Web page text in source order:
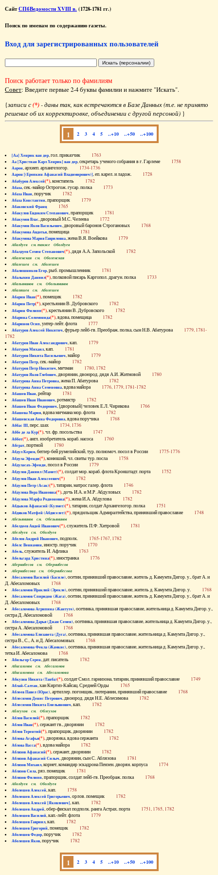
СайтСПбВедомости XVIII в. (1728-1781 гг.)
Поиск по именам по содержанию газеты.
Вход для зарегистрированных пользователей
Поиск работает только по фамилиям
Совет: Введите первые 2-4 буквы фамилии и нажмите "Искать".
{записи с(*)- даны так, как встречаются в Базе Данных (т.е. не принято
решение об их корректировке, объединении с другой персоной) }
1 2 3 4 5 ..+10 ..+50 ..+100
[Аа] Хенрик ван дер, гол. приказчик 1763
Аа [Христиан Карл Хенрик] ван дер, секретарь ученого собрания в г. Гарлеме 1758
Аарон, архиеп. архангелогор. 1734-1736
Аарон [(Еропкин Афанасий Владимирович)], еп. карел. и ладож. 1728
Абабуров Алексей(*), констапель 1782
Абаза, сек.-майор Острогож. гусар. полка 1773
Абаза Иван, поручик 1782
Абаза Константин, прапорщик 1779
Абаковский Франц 1765
Абакулов Евдоким Степанович, прапорщик 1781
Абакумов Влас, дворовый М.С. Челеева 1772
Абакумов Яков Васильевич, дворовый баронов Строгановых 1768
Абакумова Авдотья, помещица 1781
Абакумова Мария Гавриловна, жена В.Я. Воейкова 1779
Абалдуев см. также Оболдуев
Абалдуев Семен Степанович(*), дядя А.А. Запольской 1782
Абаленская см. Оболенская
Абалешев см. Аболешев
Абалишников Егор, рыб. промышленник 1781
Абалыхин Даниил(*), полковой писарь Каргопол. драгун. полка 1733
Абальянинов см. Обольянинов
Абаляшев см. Аболешев
Абарин Иван(*), помещик 1782
Абарин Петр(*), крестьянин В. Дубровского 1782
Абарин Филипп(*), крестьянин В. Дубровского 1782
Абарина Соломонида(*), вдова, помещица 1782
Абаринов Осип, унтер-лейт. флота 1777
Абатуров Алексей Никитич, фурьер лейб-гв. Преображ. полка, сын Н.В. Абатурова 1779, 1781-
1782
Абатуров Иван Александрович, кап. 1779
Абатуров Михаил, кап. 1781
Абатуров Никита Васильевич, майор 1779
Абатуров Петр, сек.-майор 1782
Абатуров Петр Никитич, мичман 1780, 1782
Абатуров Яков Глебович, дворянин, двоюрод. дядя А.И. Житновой 1780
Абатурова Анна Петровна, жена П. Абатурова 1782
Абатурова Анна Семеновна, вдова майора 1776, 1779, 1781-1782
Абашев Иван, рейтар 1781
Абашев Иван Иванович, ротмистр 1782
Абашев Иван Федорович, [дворовый] человек Е.Л. Чирикова 1766
Абашева Мария, вдова мичмана мор. флота 1782
Абашевская Анна Федоровна, вдова поручика 1768
Аббас III, перс. шах 1734, 1736
Аббе де ла Кур(*), чл. фр. посольства 1747
Аббот(*), англ. изобретатель кораб. насоса 1760
Абграт, портной 1780
Абдул Керим, беглер-бей румелийский, тур. полномоч. посол в России 1775-1776
Абдула Эфенди(*), конюший, чл. свиты тур. посла 1758
Абдуласах-Эфенди, посол в России 1779
Абдулов Даниил (Мамет)(*), солдат мор. кораб. флота Кронштадт. порта 1752
Абдулов Иван Алексеевич(*) 1782
Абдулов Петр (Асак)(*), татарин, матрос галер. флота 1746
Абдулова Вера Ивановна(*), дочь И.А. и М.Р. Абдуловых 1782
Абдулова Марфа Родионовна(*), жена И.А. Абдулова 1782
Абдыков Афанасий (Кулмет)(*), татарин, солдат Архангелогор. полка 1751
Абдяков Матфей (Абдяселет)(*), прядильщик Адмиралтейства, принявший православие 1748
Абезьянинов см. Обезьянинов
Абелдеев Авдей Иванович(*), служитель П.Ф. Хитровой 1781
Абелдуев см. Оболдуев
Абелов Андрей Иванович, подполк. 1765-1767, 1782
Абелс Вениамин, иностр. поручик 1770
Абель, служитель И. Афлика 1763
Абельгард Христина(*), иностранка 1776
Абернибесов см. Обернибесов
Абернибесова см. Обернибесова
Абесаломов Василий (Басиле), осетин, принявший православие, житель д. Камумта Дигор. у., брат А. и
Д. Абесаломовых 1768
Абесаломов Ираклий (Эрекле), осетин, принявший православие, житель д. Камумта Дигор. у. 1768
Абесаломов Спиридон (Жага), осетин, принявший православие, житель д. Камумта Дигор. у., брат А. и
Д. Абесаломовых 1768
Абесаломова Агрипина (Жантуте), осетинка, принявшая православие, жительница д. Камумта Дигор. у.,
сестра Д. Абесаломовой 1768
Абесаломова Дарья (Джан Семен), осетинка, принявшая православие, жительница д. Камумта Дигор. у.,
сестра А. Абесаломовой 1768
Абесаломова Елизавета (Дуга), осетинка, принявшая православие, жительница д. Камумта Дигор. у.,
сестра В., С., А. и Д. Абесаломовых 1768
Абесаломова Фекла (Жамкис), осетинка, принявшая православие, жительница д. Камумта Дигор. у.,
тетка И. Абесаломова 1768
Абильгор Серен, дат. писатель 1782
Абисаломов см. Абесаломов
Абисаломова см. Абесаломова
Абкузин Никита (Танба)(*), солдат Смол. гарнизона, татарин, принявший православие 1749
Аблай-Салтан, хан Киргиз-Кайсац. Средней Орды 1765
Аблеев Павел (Юрас), артиллер. погонщик, лютеранин, принявший православие 1768
Аблесимов Денис Петрович, двоюрод. дядя Н.Е. Аблесимова 1782
Аблесимов Никита Емельянович, кап. 1782
Аблеухов см. Облеухов
Аблов Василий(*), прапорщик 1782
Аблов Иван(*), сержант гв., дворянин 1782
Аблов Терентий(*), прапорщик, дворянин 1782
Аблова Агафья(*), дворянка, вдова сержанта 1782
Аблова Васса(*), вдова майора 1782
Аблязов Афанасий(*), сержант, дворянин 1782
Аблязов Афанасий Силыч, дворянин, сын С. Аблязова 1781
Аблязов Михаил, корнет, командир эскадрона Пензен. дворян. корпуса 1774
Аблязов Сила, ряз. помещик 1781
Аблязов Филипп, прапорщик, солдат лейб-гв. Преображ. полка 1768
Аболдуев см. Оболдуев
Аболешев Алексей, кап. 1758
Аболешев Алексей Григорьевич, орлов. помещик 1782
Аболешев Алексей [Яковлевич], кап. 1782
Аболешев Андрей, обер-фискал подполк. ранга Астрах. порта 1751, 1765, 1782
Аболешев Василий, кап.-лейт. флота 1779
Аболешев Гавриил, кап. 1782
Аболешев Григорий, помещик 1782
Аболешев Федор, поручик 1782
Аболешев Яков, поручик 1782
1 2 3 4 5 ..+10 ..+50 ..+100